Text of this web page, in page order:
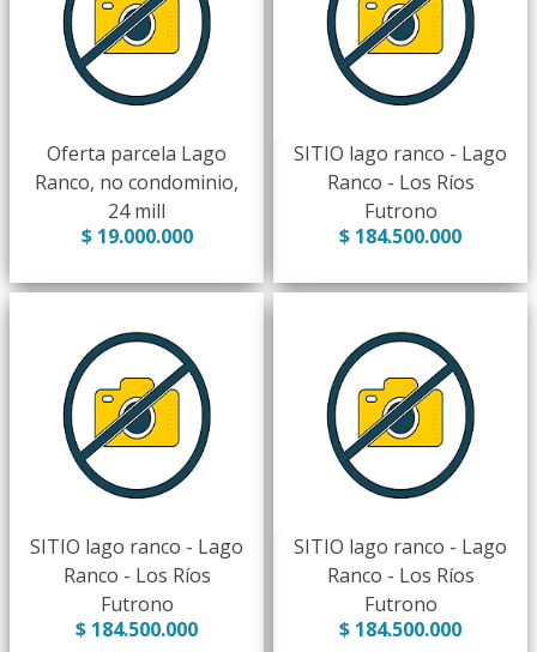
Oferta parcela Lago
Ranco, no condominio,
24 mill
$ 19.000.000
SITIO lago ranco - Lago
Ranco - Los Ríos
Futrono
$ 184.500.000
SITIO lago ranco - Lago
Ranco - Los Ríos
Futrono
$ 184.500.000
SITIO lago ranco - Lago
Ranco - Los Ríos
Futrono
$ 184.500.000